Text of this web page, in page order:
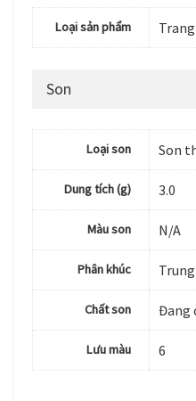
Loại sản phẩm
Son
Loại son Son
Dung tích (g) 3.0
Màu son N/A
Phân khúc
Chất son Đang
Lưu màu 6